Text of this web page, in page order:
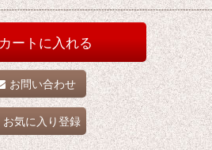
カートに入れる
お問い合わせ
お気に入り登録